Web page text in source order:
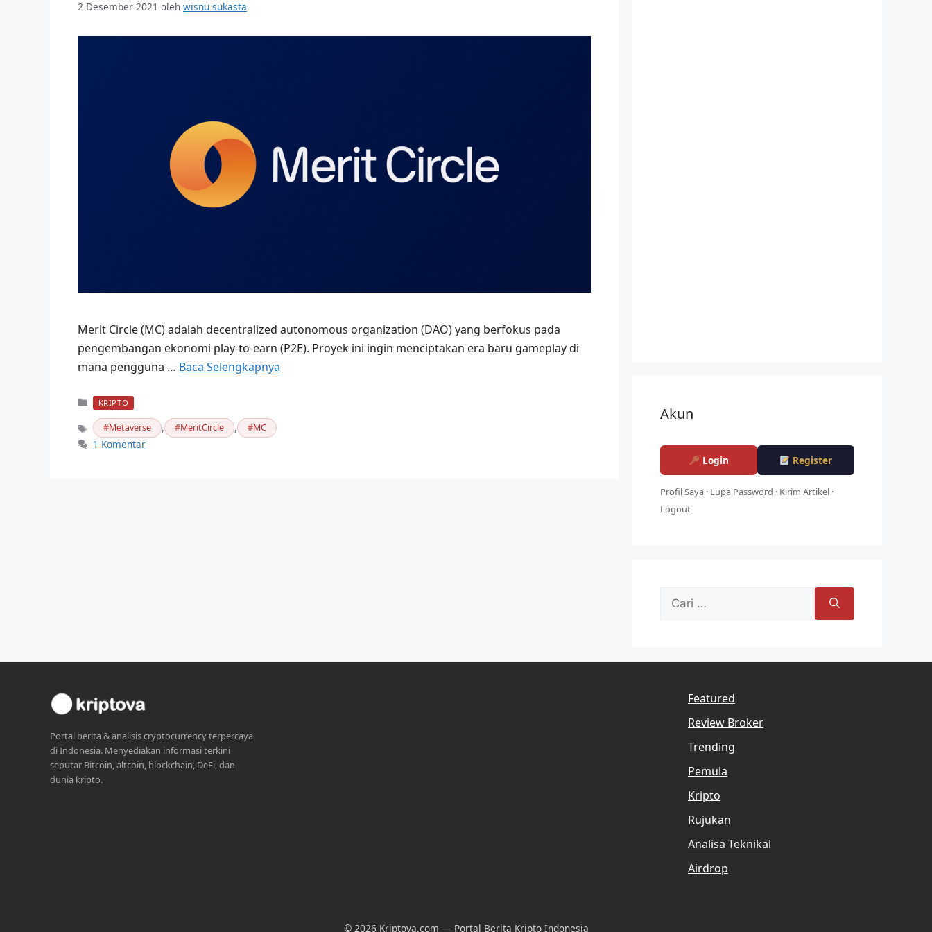
2 Desember 2021 oleh wisnu sukasta
Merit Circle (MC) adalah decentralized autonomous organization (DAO) yang berfokus pada
pengembangan ekonomi play-to-earn (P2E). Proyek ini ingin menciptakan era baru gameplay di
mana pengguna … Baca Selengkapnya
Kategori
KRIPTO
Tag Metaverse , MeritCircle , MC
1 Komentar
Akun
Login Register
Profil Saya · Lupa Password · Kirim Artikel ·
Logout
Cari
Portal berita & analisis cryptocurrency terpercaya
di Indonesia. Menyediakan informasi terkini
seputar Bitcoin, altcoin, blockchain, DeFi, dan
dunia kripto.
Featured
Review Broker
Trending
Pemula
Kripto
Rujukan
Analisa Teknikal
Airdrop
© 2026 Kriptova.com — Portal Berita Kripto Indonesia